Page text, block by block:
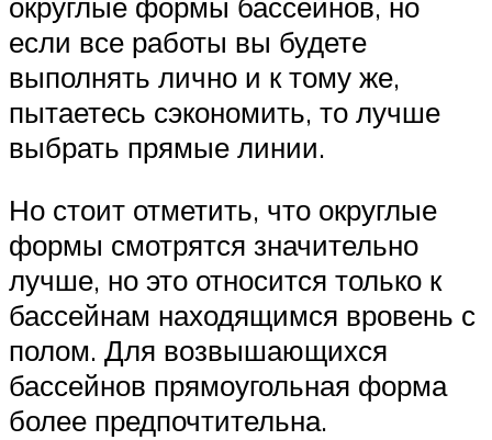
если все работы вы будете
выполнять лично и к тому же,
пытаетесь сэкономить, то лучше
выбрать прямые линии.
Но стоит отметить, что округлые
формы смотрятся значительно
лучше, но это относится только к
бассейнам находящимся вровень с
полом. Для возвышающихся
бассейнов прямоугольная форма
более предпочтительна.